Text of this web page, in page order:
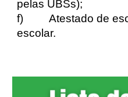
pelas UBSs);
f) Atestado de
escolar.